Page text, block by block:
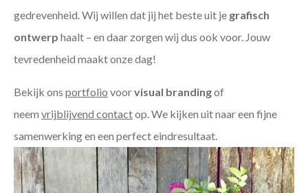
gedrevenheid. Wij willen dat jij het beste uit je grafisch
ontwerp haalt – en daar zorgen wij dus ook voor. Jouw
tevredenheid maakt onze dag!
Bekijk ons portfolio voorvisual brandingof
neem vrijblijvend contactop. We kijken uit naar een fijne
samenwerking en een perfect eindresultaat.